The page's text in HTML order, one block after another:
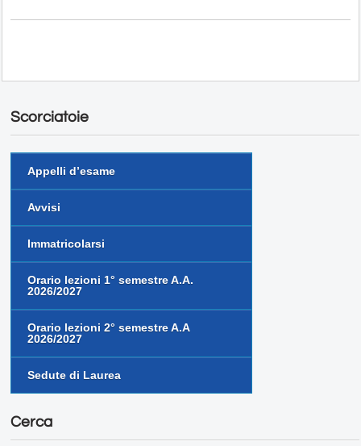
Scorciatoie
Appelli d’esame
Avvisi
Immatricolarsi
Orario lezioni 1° semestre A.A.
2026/2027
Orario lezioni 2° semestre A.A
2026/2027
Sedute di Laurea
Cerca